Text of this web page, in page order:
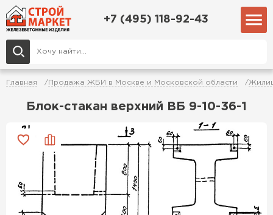
+7 (495) 118-92-43
Главная Продажа ЖБИ в Москве и Московской области
Блок-стакан верхний ВБ 9-10-36-1